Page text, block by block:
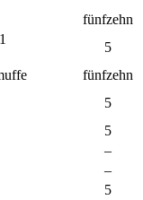
fünfzehn
5
fünfzehn
5
5
–
–
5